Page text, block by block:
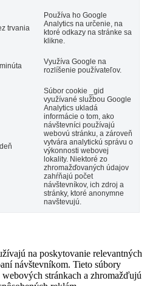
trvania
Používa ho Google
Analytics na určenie, na
ktoré odkazy na stránke sa
klikne.
Využíva Google na
rozlíšenie používateľov.
Súbor cookie _gid
využívané službou Google
Analytics ukladá
informácie o tom, ako
návštevníci používajú
webovú stránku, a zároveň
vytvára analytickú správu o
výkonnosti webovej
lokality. Niektoré zo
zhromažďovaných údajov
zahŕňajú počet
návštevníkov, ich zdroj a
stránky, ktoré anonymne
navštevujú.
na poskytovanie relevantných
návštevníkom. Tieto súbory
stránkach a zhromažďujú